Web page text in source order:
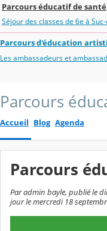
Parcours éducatif de santé
Séjour des classes de 6e à
Parcours d'éducation
Les ambassadeurs et
Parcours
Accueil Blog Agenda
Parcours
Par admin bayle, publié le
jour le mercredi 18